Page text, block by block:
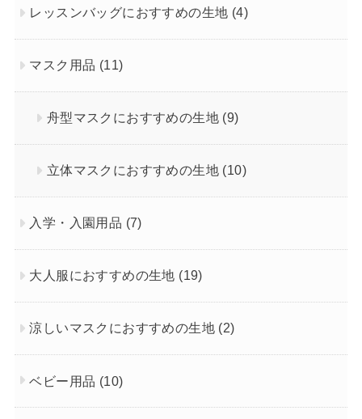
レッスンバッグにおすすめの生地 (4)
マスク用品 (11)
舟型マスクにおすすめの生地 (9)
立体マスクにおすすめの生地 (10)
入学・入園用品 (7)
大人服におすすめの生地 (19)
涼しいマスクにおすすめの生地 (2)
ベビー用品 (10)